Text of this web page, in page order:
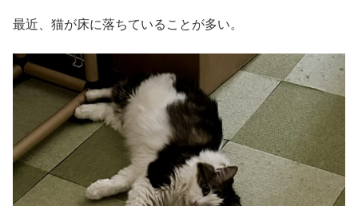
最近、猫が床に落ちていることが多い。